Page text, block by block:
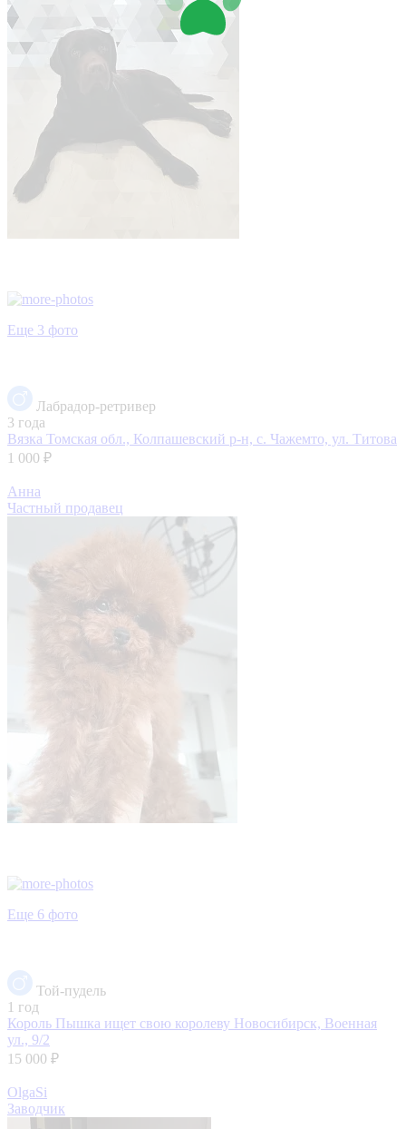
Еще 3 фото
Лабрадор-ретривер
3 года
Вязка Томская обл., Колпашевский р-н, с. Чажемто, ул. Титова
1 000 ₽
Анна
Частный продавец
Еще 6 фото
Той-пудель
1 год
Король Пышка ищет свою королеву Новосибирск, Военная
ул., 9/2
15 000 ₽
OlgaSi
Заводчик